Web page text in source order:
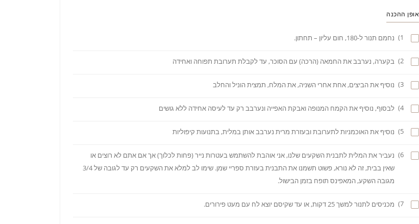
אופן ההכנה
1) נחמם תנור ל-180, חום עליון – תחתון.
2) בקערה, נערבב את החמאה (הרכה) עם הסוכר, עד לקבלת תערובת תפוחה ואחידה
3) נוסיף את הביצים, אחת אחרי השניה, את המלח, תמצית הוניל והחלב
4) לבסוף, נוסיף את הקמח המנופה ואבקת האפייה ונערבב רק עד לעיסה אחידה ללא גושים
5) נוסיף את האוכמניות לתערובת ובעזרת מרית נערבב אותן במלית, בתנועות קיפוליות
6)
נעביר את המלית לתבנית השקעים שלנו, אני אוהבת להשתמש בעטרות נייר (פחות לכלוך) אך אם אתם לא רוצים או
שאין בבית, זה לא נורא, פשוט תשמנו את התבנית בעזרת ספריי שמן. שימו לב למלא את השקעים רק עד לגובה של 3/4
מגובה השקע, המאפינס תופח בזמן הבישול.
7) מכניסים לתנור למשך 25 דקות, או עד שקיסם יוצא לח עם מעט פירורים.